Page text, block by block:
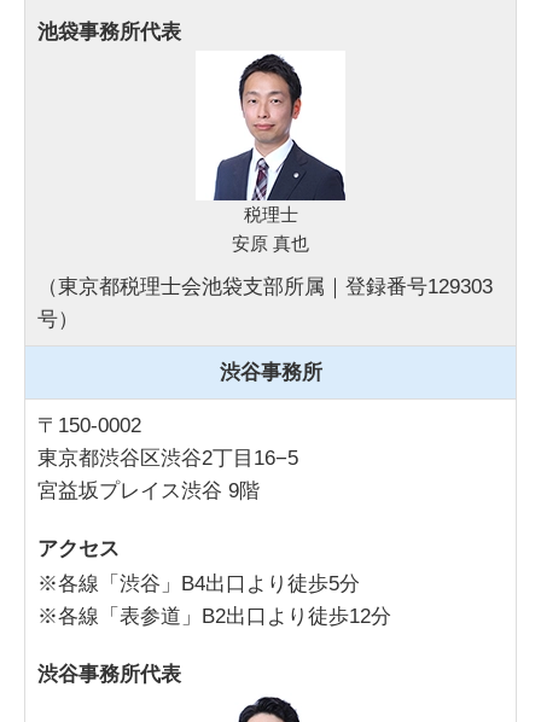
池袋事務所代表
税理士
安原 真也
（東京都税理士会池袋支部所属｜登録番号129303
号）
渋谷事務所
〒150-0002
東京都渋谷区渋谷2丁目16−5
宮益坂プレイス渋谷 9階
アクセス
※各線「渋谷」B4出口より徒歩5分
※各線「表参道」B2出口より徒歩12分
渋谷事務所代表